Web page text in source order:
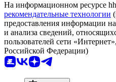
На информационном ресурсе
рекомендательные технологии
предоставления информации
и анализа сведений,
пользователей сети
Российской Федерации)